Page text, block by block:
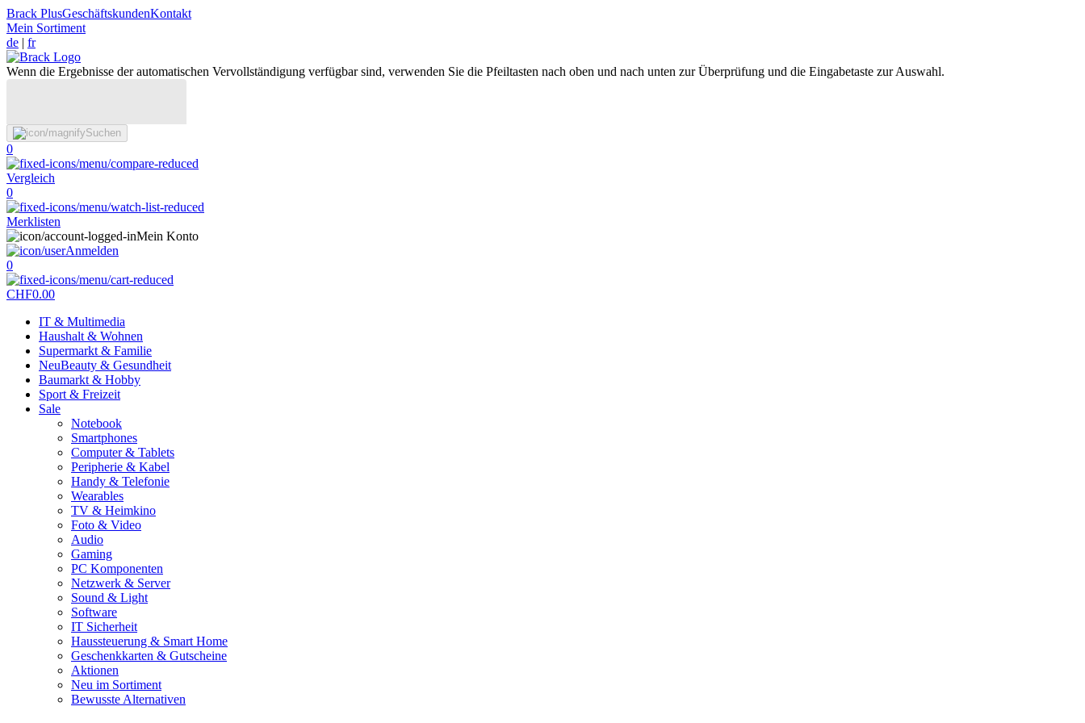
Brack PlusGeschäftskundenKontakt
Mein Sortiment
de | fr
Wenn die Ergebnisse der automatischen Vervollständigung verfügbar sind, verwenden Sie die Pfeiltasten nach oben und nach unten zur Überprüfung und die Eingabetaste zur Auswahl.
Suchen
0
Vergleich
0
Merklisten
Mein Konto
Anmelden
0
CHF0.00
IT & Multimedia
Haushalt & Wohnen
Supermarkt & Familie
NeuBeauty & Gesundheit
Baumarkt & Hobby
Sport & Freizeit
Sale
Notebook
Smartphones
Computer & Tablets
Peripherie & Kabel
Handy & Telefonie
Wearables
TV & Heimkino
Foto & Video
Audio
Gaming
PC Komponenten
Netzwerk & Server
Sound & Light
Software
IT Sicherheit
Haussteuerung & Smart Home
Geschenkkarten & Gutscheine
Aktionen
Neu im Sortiment
Bewusste Alternativen